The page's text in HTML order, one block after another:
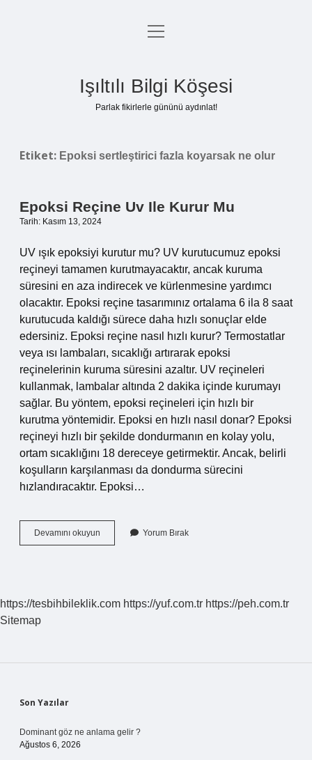
Anasayfa
Yasal Uyarı
menüyü
Işıltılı Bilgi Köşesi
Parlak fikirlerle gününü aydınlat!
Etiket: Epoksi sertleştirici fazla koyarsak ne olur
Epoksi Reçine Uv Ile Kurur Mu
Tarih: Kasım 13, 2024
UV ışık epoksiyi kurutur mu? UV kurutucumuz epoksi
reçineyi tamamen kurutmayacaktır, ancak kuruma
süresini en aza indirecek ve kürlenmesine yardımcı
olacaktır. Epoksi reçine tasarımınız ortalama 6 ila 8 saat
kurutucuda kaldığı sürece daha hızlı sonuçlar elde
edersiniz. Epoksi reçine nasıl hızlı kurur? Termostatlar
veya ısı lambaları, sıcaklığı artırarak epoksi
reçinelerinin kuruma süresini azaltır. UV reçineleri
kullanmak, lambalar altında 2 dakika içinde kurumayı
sağlar. Bu yöntem, epoksi reçineleri için hızlı bir
kurutma yöntemidir. Epoksi en hızlı nasıl donar? Epoksi
reçineyi hızlı bir şekilde dondurmanın en kolay yolu,
ortam sıcaklığını 18 dereceye getirmektir. Ancak, belirli
koşulların karşılanması da dondurma sürecini
hızlandıracaktır. Epoksi…
Devamını okuyun
Reçine
Yorum Bırak
https://tesbihbileklik.com https://yuf.com.tr https://peh.com.tr
Sitemap
Sidebar
Son Yazılar
Dominant göz ne anlama gelir ?
Ağustos 6, 2026